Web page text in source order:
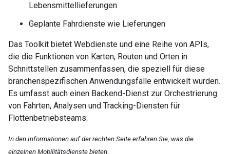
Lebensmittellieferungen
Geplante Fahrdienste wie Lieferungen
Das Toolkit bietet Webdienste und eine Reihe von APIs,
die die Funktionen von Karten, Routen und Orten in
Schnittstellen zusammenfassen, die speziell für diese
branchenspezifischen Anwendungsfälle entwickelt wurden.
Es umfasst auch einen Backend-Dienst zur Orchestrierung
von Fahrten, Analysen und Tracking-Diensten für
Flottenbetriebsteams.
In den Informationen auf der rechten Seite erfahren Sie, was die
einzelnen Mobilitätsdienste bieten.